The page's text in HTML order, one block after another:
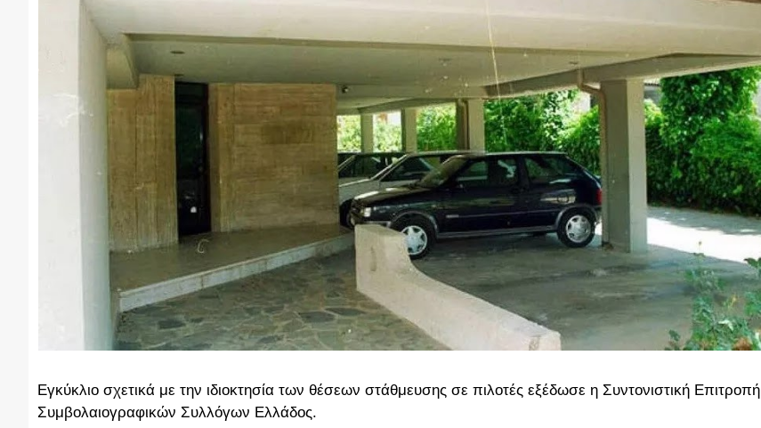
Εγκύκλιο σχετικά με την ιδιοκτησία των θέσεων στάθμευσης σε πιλοτές εξέδωσε η Συντονιστική Επιτροπή
Συμβολαιογραφικών Συλλόγων Ελλάδος.